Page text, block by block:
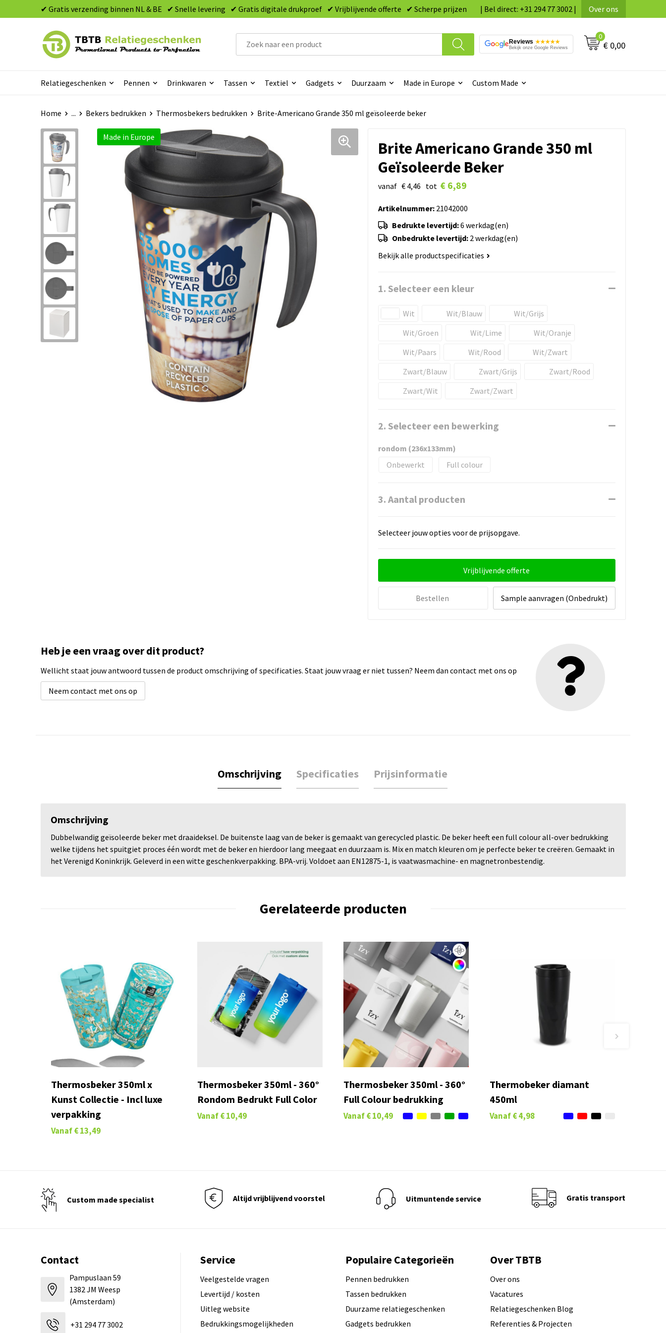
✔ Gratis verzending binnen NL & BE ✔ Snelle levering ✔ Gratis digitale drukproef ✔ Vrijblijvende offerte ✔ Scherpe prijzen | Bel direct: +31 294 77 3002 | Over ons
Reviews ★★★★★
Bekijk onze Google Reviews
0
€ 0,00
Relatiegeschenken Pennen Drinkwaren Tassen Textiel Gadgets Duurzaam Made in Europe Custom Made
Home ... Bekers bedrukken Thermosbekers bedrukken Brite-Americano Grande 350 ml geïsoleerde beker
Made in Europe
Brite Americano Grande 350 ml
Geïsoleerde Beker
vanaf € 4,46 tot € 6,89
Artikelnummer:21042000
Bedrukte levertijd:6 werkdag(en)
Onbedrukte levertijd: 2 werkdag(en)
Bekijk alle productspecificaties
1. Selecteer een kleur
Wit Wit/Blauw
Wit/Grijs
Wit/Groen
Wit/Lime
Wit/Oranje
Wit/Paars
Wit/Rood
Wit/Zwart
Zwart/Blauw
Zwart/Grijs
Zwart/Rood
Zwart/Wit
Zwart/Zwart
2. Selecteer een bewerking
rondom (236x133mm)
Onbewerkt
Full colour
3. Aantal producten
Selecteer jouw opties voor de prijsopgave.
Vrijblijvende offerte
Bestellen Sample aanvragen (Onbedrukt)
Heb je een vraag over dit product?
Wellicht staat jouw antwoord tussen de product omschrijving of specificaties. Staat jouw vraag er niet tussen? Neem dan contact met ons op
Neem contact met ons op
Omschrijving Specificaties Prijsinformatie
Omschrijving
Dubbelwandig geïsoleerde beker met draaideksel. De buitenste laag van de beker is gemaakt van gerecycled plastic. De beker heeft een full colour all-over bedrukking
welke tijdens het spuitgiet proces één wordt met de beker en hierdoor lang meegaat en duurzaam is. Mix en match kleuren om je perfecte beker te creëren. Gemaakt in
het Verenigd Koninkrijk. Geleverd in een witte geschenkverpakking. BPA-vrij. Voldoet aan EN12875-1, is vaatwasmachine- en magnetronbestendig.
Gerelateerde producten
Thermosbeker 350ml x
Kunst Collectie - Incl luxe
verpakking
Vanaf € 13,49
Thermosbeker 350ml - 360°
Rondom Bedrukt Full Color
Vanaf€ 10,49
Thermosbeker 350ml - 360°
Full Colour bedrukking
Vanaf€ 10,49
Thermobeker diamant
450ml
Vanaf€ 4,98
Custom made specialist Altijd vrijblijvend voorstel Uitmuntende service Gratis transport
Contact
Pampuslaan 59
1382 JM Weesp
(Amsterdam)
+31 294 77 3002
Service
Veelgestelde vragen
Levertijd / kosten
Uitleg website
Bedrukkingsmogelijkheden
Populaire Categorieën
Pennen bedrukken
Tassen bedrukken
Duurzame relatiegeschenken
Gadgets bedrukken
Over TBTB
Over ons
Vacatures
Relatiegeschenken Blog
Referenties & Projecten